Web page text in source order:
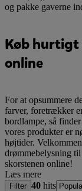
og pakke gaverne
Køb hurtigt
online
For at opsummere
farver, foretrækker
bordlampe, så
vores produkter er
højtider.
drømmebelysning
skorstenen online!
Læs mere
Filter 40 hits